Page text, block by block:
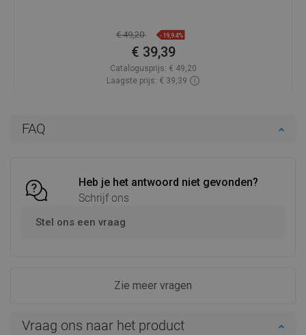
FAQ
Heb je het antwoord niet gevonden?
Schrijf ons
Stel ons een vraag
Zie meer vragen
Vraag ons naar het product
€ 49,20 -19,94%
€ 39,39
Catalogusprijs: € 49,20
Laagste prijs: € 39,39